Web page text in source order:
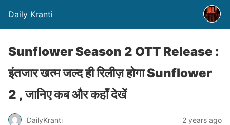
Daily Kranti
Sunflower Season 2 OTT Release :
इंतजार खत्म जल्द ही रिलीज़ होगा Sunflower
2 , जानिए कब और कहाँ देखें
DailyKranti 2 years ago